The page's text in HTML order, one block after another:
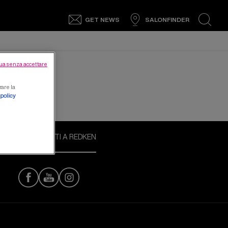
GET NEWS
SALONFINDER
search
CONNETTITI A REDKEN
la
policy
senza accettare